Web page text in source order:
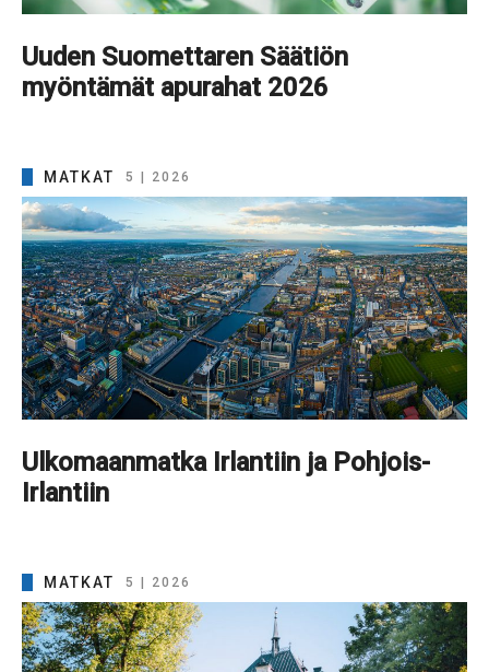
Uuden Suomettaren Säätiön
myöntämät apurahat 2026
MATKAT 5 | 2026
Ulkomaanmatka Irlantiin ja Pohjois-
Irlantiin
MATKAT 5 | 2026